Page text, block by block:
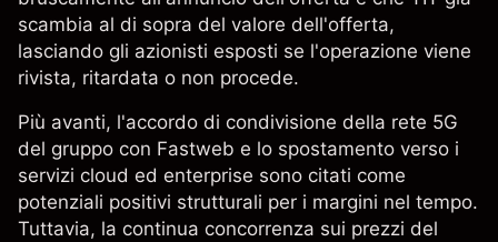
scambia al di sopra del valore dell'offerta,
lasciando gli azionisti esposti se l'operazione viene
rivista, ritardata o non procede.
Più avanti, l'accordo di condivisione della rete 5G
del gruppo con Fastweb e lo spostamento verso i
servizi cloud ed enterprise sono citati come
potenziali positivi strutturali per i margini nel tempo.
Tuttavia, la continua concorrenza sui prezzi del